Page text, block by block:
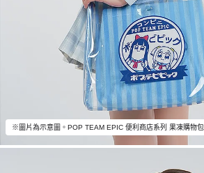
※圖片為示意圖。POP TEAM EPIC 便利商店系列 果凍購物包